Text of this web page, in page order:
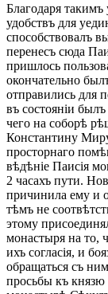
Благодаря такимъ
удобствъ для
способствовалъ
перенесъ сюда
пришлось
окончательно
отправились для
въ состояніи
чего на соборѣ
Константину
просторнаго
вѣдѣніе Паисія
2 часахъ пути.
причинила ему и
тѣмъ не
этому
монастыря на то,
ихъ согласія, и
обращаться съ
просьбы къ князю